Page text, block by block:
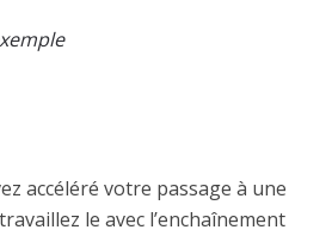
accéléré votre passage à une
le avec l’enchaînement